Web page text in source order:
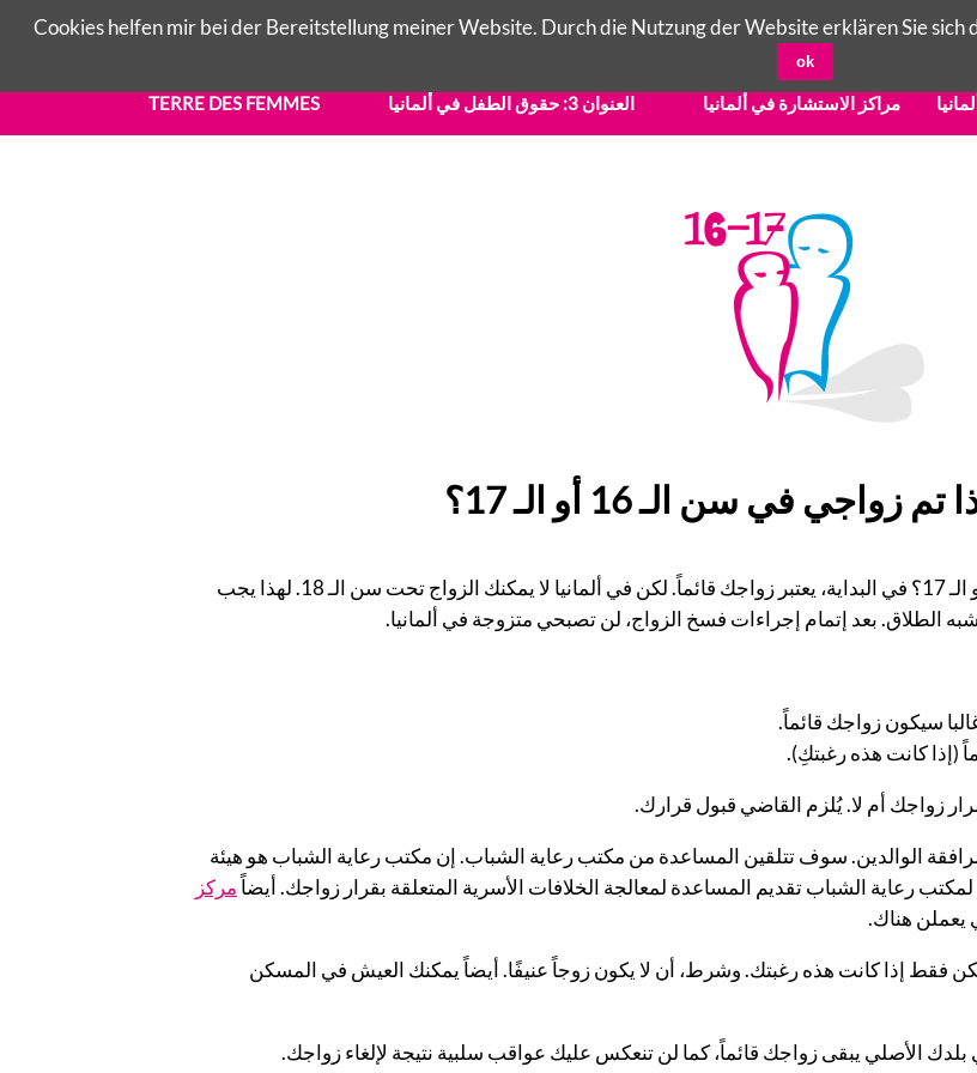
مراكز الاستشارة في ألمانيا العنوان 3: حقوق الطفل في ألمانيا TERRE DES FEMMES
زواجي في سن الـ 16 أو الـ 17؟
أنتِ لاتزالين دون سن الـ 18 وتم زواجك في سن الـ 16 أو الـ 17؟ في البداية، يعتبر زواجك قائماً. لكن في ألمانيا لا يمكنك الزواج تحت سن الـ 18. لهذا يجب
الطلاق. بعد إتمام إجراءات فسخ الزواج، لن تصبحي متزوجة في ألمانيا.
سيكون زواجك قائماً.
إلى ألمانيا بدون مرافقة الوالدين. سوف تتلقين المساعدة من مكتب رعاية الشباب. إن مكتب رعاية الشباب هو هيئة
رعاية الشباب تقديم المساعدة لمعالجة الخلافات الأسرية المتعلقة بقرار زواجك. أيضاً مركز
يعملن هناك.
فقط إذا كانت هذه رغبتك. وشرط، أن لا يكون زوجاً عنيفًا. أيضاً يمكنك العيش في المسكن
بلدك الأصلي يبقى زواجك قائماً، كما لن تنعكس عليك عواقب سلبية نتيجة لإلغاء زواجك.
Cookies helfen mir bei der Bereitstellung meiner Website. Durch die Nutzung der Website erklären Sie sich
ok